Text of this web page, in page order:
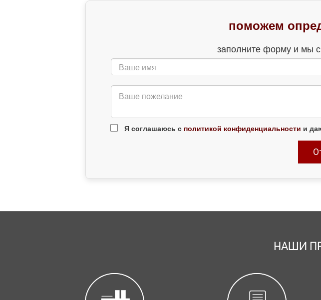
поможем
заполните форму и мы
Я соглашаюсь с политикой конфиденциальности и
НАШИ